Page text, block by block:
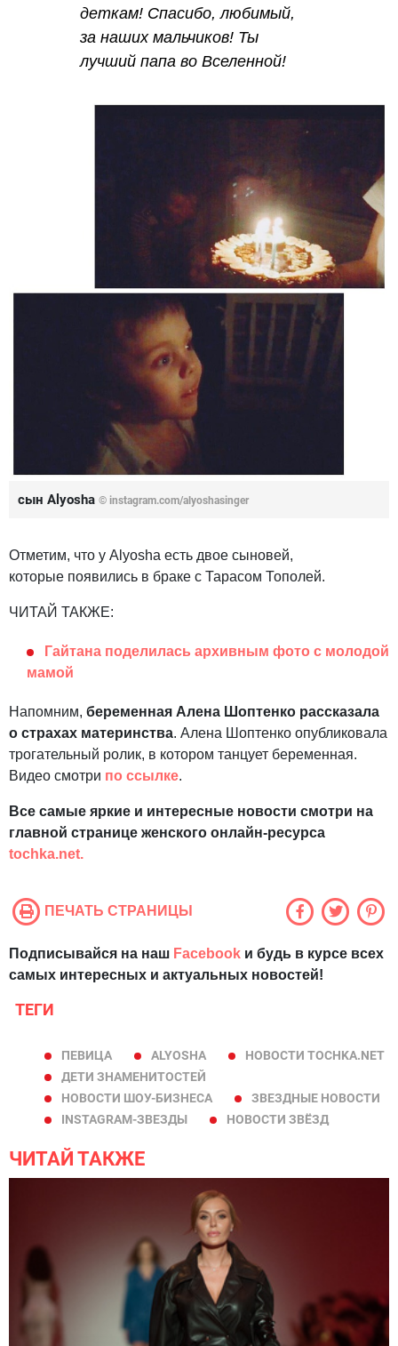
деткам! Спасибо, любимый,
за наших мальчиков! Ты
лучший папа во Вселенной!
сын Alyosha © instagram.com/alyoshasinger
Отметим, что у Alyosha есть двое сыновей,
которые появились в браке с Тарасом Тополей.
ЧИТАЙ ТАКЖЕ:
Гайтана поделилась архивным фото с молодой
мамой
Напомним, беременная Алена Шоптенко рассказала
о страхах материнства. Алена Шоптенко опубликовала
трогательный ролик, в котором танцует беременная.
Видео смотри по ссылке.
Все самые яркие и интересные новости смотри на
главной странице женского онлайн-ресурса
tochka.net.
ПЕЧАТЬ СТРАНИЦЫ
Подписывайся на наш Facebook и будь в курсе всех
самых интересных и актуальных новостей!
ТЕГИ
ПЕВИЦА ALYOSHA
НОВОСТИ TOCHKA.NET
ДЕТИ ЗНАМЕНИТОСТЕЙ
НОВОСТИ ШОУ-БИЗНЕСА
ЗВЕЗДНЫЕ НОВОСТИ
INSTAGRAM-ЗВЕЗДЫ
НОВОСТИ ЗВЁЗД
ЧИТАЙ ТАКЖЕ